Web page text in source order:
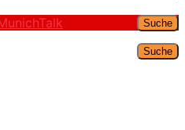
Suche
Suche